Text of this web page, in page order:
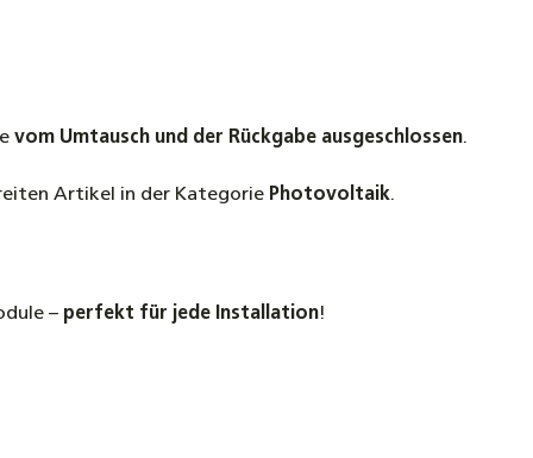
vom Umtausch und der Rückgabe ausgeschlossen.
Artikel in der Kategorie Photovoltaik.
– perfekt für jede Installation!